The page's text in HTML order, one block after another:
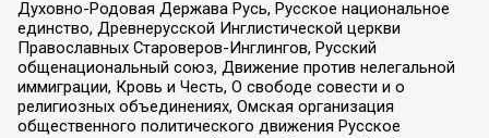
Духовно-Родовая Держава Русь, Русское национальное
единство, Древнерусской Инглистической церкви
Православных Староверов-Инглингов, Русский
общенациональный союз, Движение против нелегальной
иммиграции, Кровь и Честь, О свободе совести и о
религиозных объединениях, Омская организация
общественного политического движения Русское